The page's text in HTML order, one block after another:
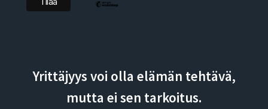
Yrittäjyys voi olla elämän tehtävä,
mutta ei sen tarkoitus.